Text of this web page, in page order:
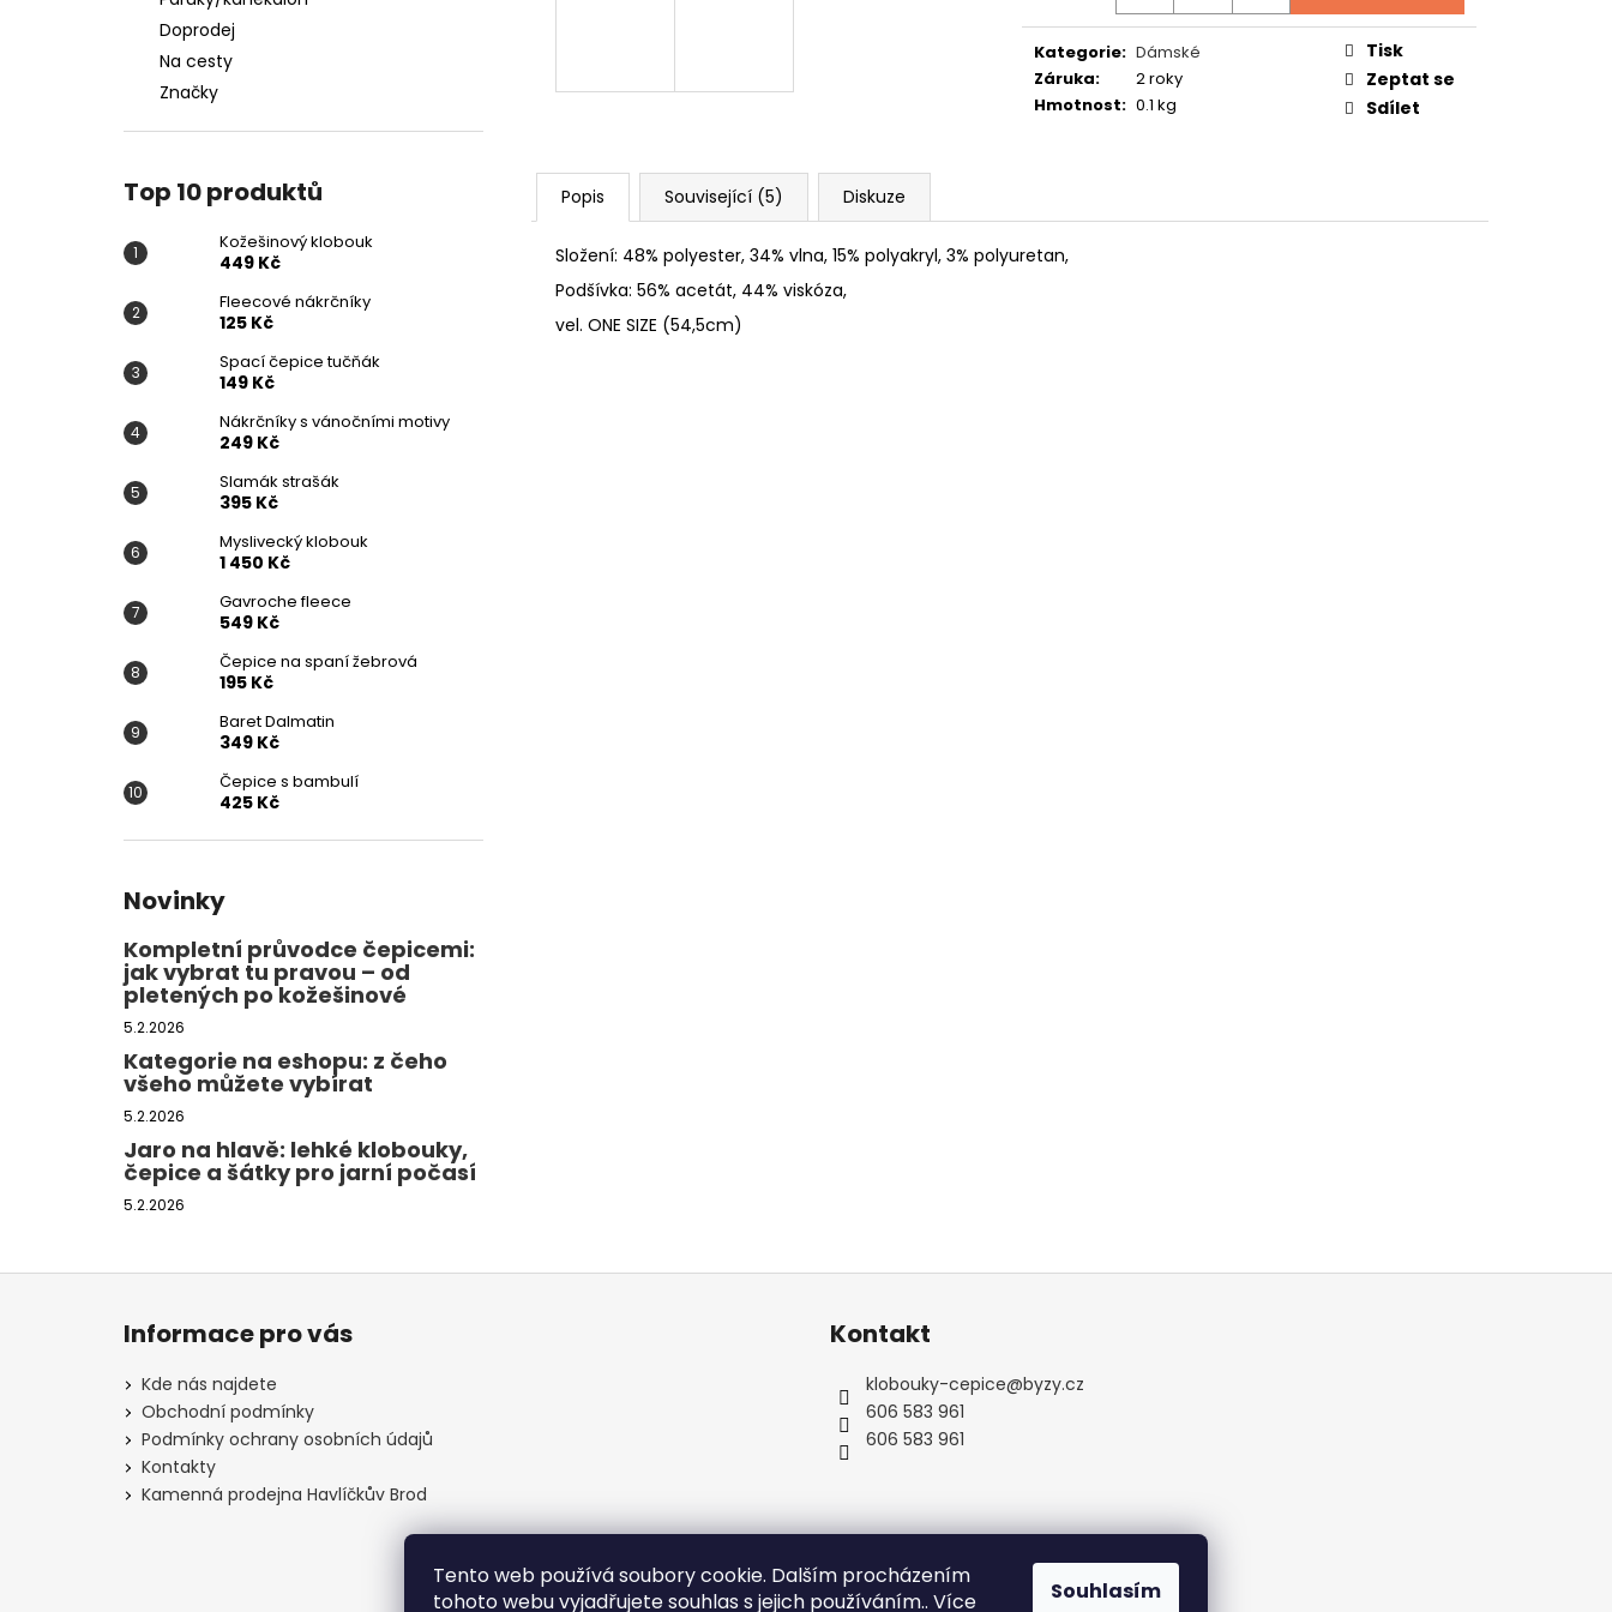
Tento web používá soubory cookie. Dalším procházením
tohoto webu vyjadřujete souhlas s jejich používáním.. Více
Souhlasím
Doprodej
Na cesty
Značky
Top 10 produktů
Kožešinový klobouk
449 Kč
Fleecové nákrčníky
125 Kč
Spací čepice tučňák
149 Kč
Nákrčníky s vánočními motivy
249 Kč
Slamák strašák
395 Kč
Myslivecký klobouk
1 450 Kč
Gavroche fleece
549 Kč
Čepice na spaní žebrová
195 Kč
Baret Dalmatin
349 Kč
Čepice s bambulí
425 Kč
Novinky
Kompletní průvodce čepicemi:
jak vybrat tu pravou – od
pletených po kožešinové
5.2.2026
Kategorie na eshopu: z čeho
všeho můžete vybírat
5.2.2026
Jaro na hlavě: lehké klobouky,
čepice a šátky pro jarní počasí
5.2.2026
Kategorie: Dámské
Záruka:
2 roky
Hmotnost: 0.1 kg
Tisk
Zeptat se
Sdílet
Popis Související (5) Diskuze
Složení: 48% polyester, 34% vlna, 15% polyakryl, 3% polyuretan,
Podšívka: 56% acetát, 44% viskóza,
vel. ONE SIZE (54,5cm)
KOŽEŠINOVÝ KLOBOUK
449 Kč
Z
Informace pro vás
Kde nás najdete
Obchodní podmínky
Podmínky ochrany osobních údajů
Kontakty
Kamenná prodejna Havlíčkův Brod
Kontakt
klobouky-cepice@byzy.cz
606 583 961
606 583 961